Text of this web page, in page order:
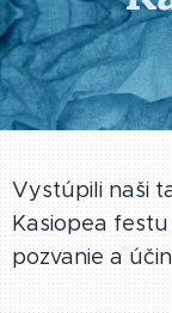
Vystúpili naši
Kasiopea
pozvanie a